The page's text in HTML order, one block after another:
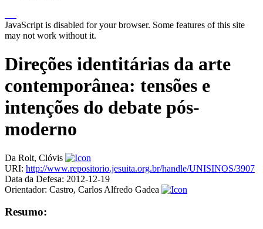
JavaScript is disabled for your browser. Some features of this site
may not work without it.
Direções identitárias da arte
contemporânea: tensões e
intenções do debate pós-
moderno
Da Rolt, Clóvis
URI: http://www.repositorio.jesuita.org.br/handle/UNISINOS/3907
Data da Defesa: 2012-12-19
Orientador: Castro, Carlos Alfredo Gadea
Resumo: